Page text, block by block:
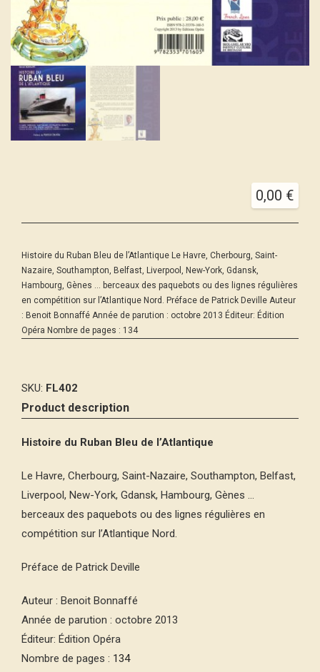
0,00 €
Histoire du Ruban Bleu de l’Atlantique Le Havre, Cherbourg, Saint-
Nazaire, Southampton, Belfast, Liverpool, New-York, Gdansk,
Hambourg, Gènes … berceaux des paquebots ou des lignes régulières
en compétition sur l’Atlantique Nord. Préface de Patrick Deville Auteur
: Benoit Bonnaffé Année de parution : octobre 2013 Éditeur: Édition
Opéra Nombre de pages : 134
SKU: FL402
Product description
Histoire du Ruban Bleu de l’Atlantique
Le Havre, Cherbourg, Saint-Nazaire, Southampton, Belfast,
Liverpool, New-York, Gdansk, Hambourg, Gènes …
berceaux des paquebots ou des lignes régulières en
compétition sur l’Atlantique Nord.
Préface de Patrick Deville
Auteur : Benoit Bonnaffé
Année de parution : octobre 2013
Éditeur: Édition Opéra
Nombre de pages : 134